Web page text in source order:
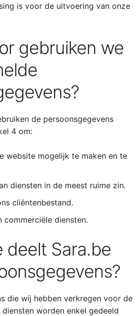
is voor de uitvoering van onze
gebruiken we
de persoonsgegevens
4 om:
website mogelijk te maken en te
diensten in de meest ruime zin.
cliëntenbestand.
commerciële diensten.
deelt Sara.be
die wij hebben verkregen voor de
worden enkel gedeeld